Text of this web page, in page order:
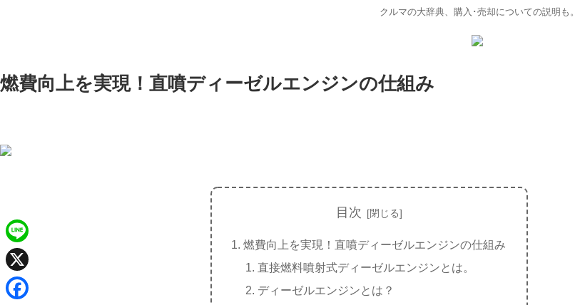
クルマの大辞典、購入･売却についての説明も。
燃費向上を実現！直噴ディーゼルエンジンの仕組み
目次
燃費向上を実現！直噴ディーゼルエンジンの仕組み
直接燃料噴射式ディーゼルエンジンとは。
ディーゼルエンジンとは？
L
n
X